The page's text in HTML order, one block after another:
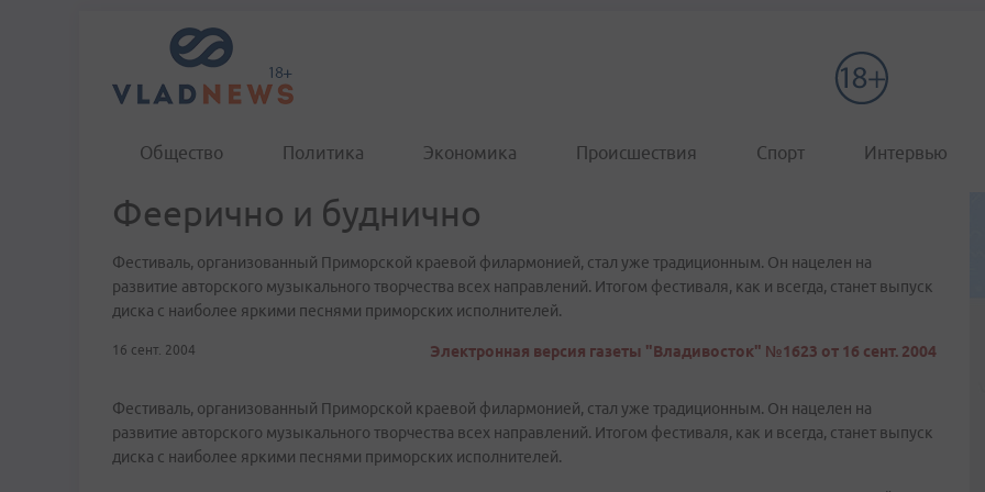
Общество Политика Экономика Происшествия Спорт Интервью
Феерично и буднично
Фестиваль, организованный Приморской краевой филармонией, стал уже традиционным. Он нацелен на
развитие авторского музыкального творчества всех направлений. Итогом фестиваля, как и всегда, станет выпуск
диска с наиболее яркими песнями приморских исполнителей.
16 сент. 2004 Электронная версия газеты "Владивосток" №1623 от 16 сент. 2004
Фестиваль, организованный Приморской краевой филармонией, стал уже традиционным. Он нацелен на
развитие авторского музыкального творчества всех направлений. Итогом фестиваля, как и всегда, станет выпуск
диска с наиболее яркими песнями приморских исполнителей.